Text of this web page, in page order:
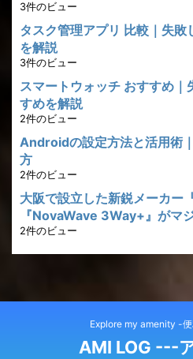
3件のビュー
タスク管理アプリ 比較｜失
を解説
3件のビュー
スマートウォッチ おすすめ
すめを解説
2件のビュー
Androidの設定方法と活用術
方
2件のビュー
大阪で設立した新鋭メーカー
『NovaWave 3Way+』がマ
2件のビュー
Explore my amenity -
AMI LOG ---